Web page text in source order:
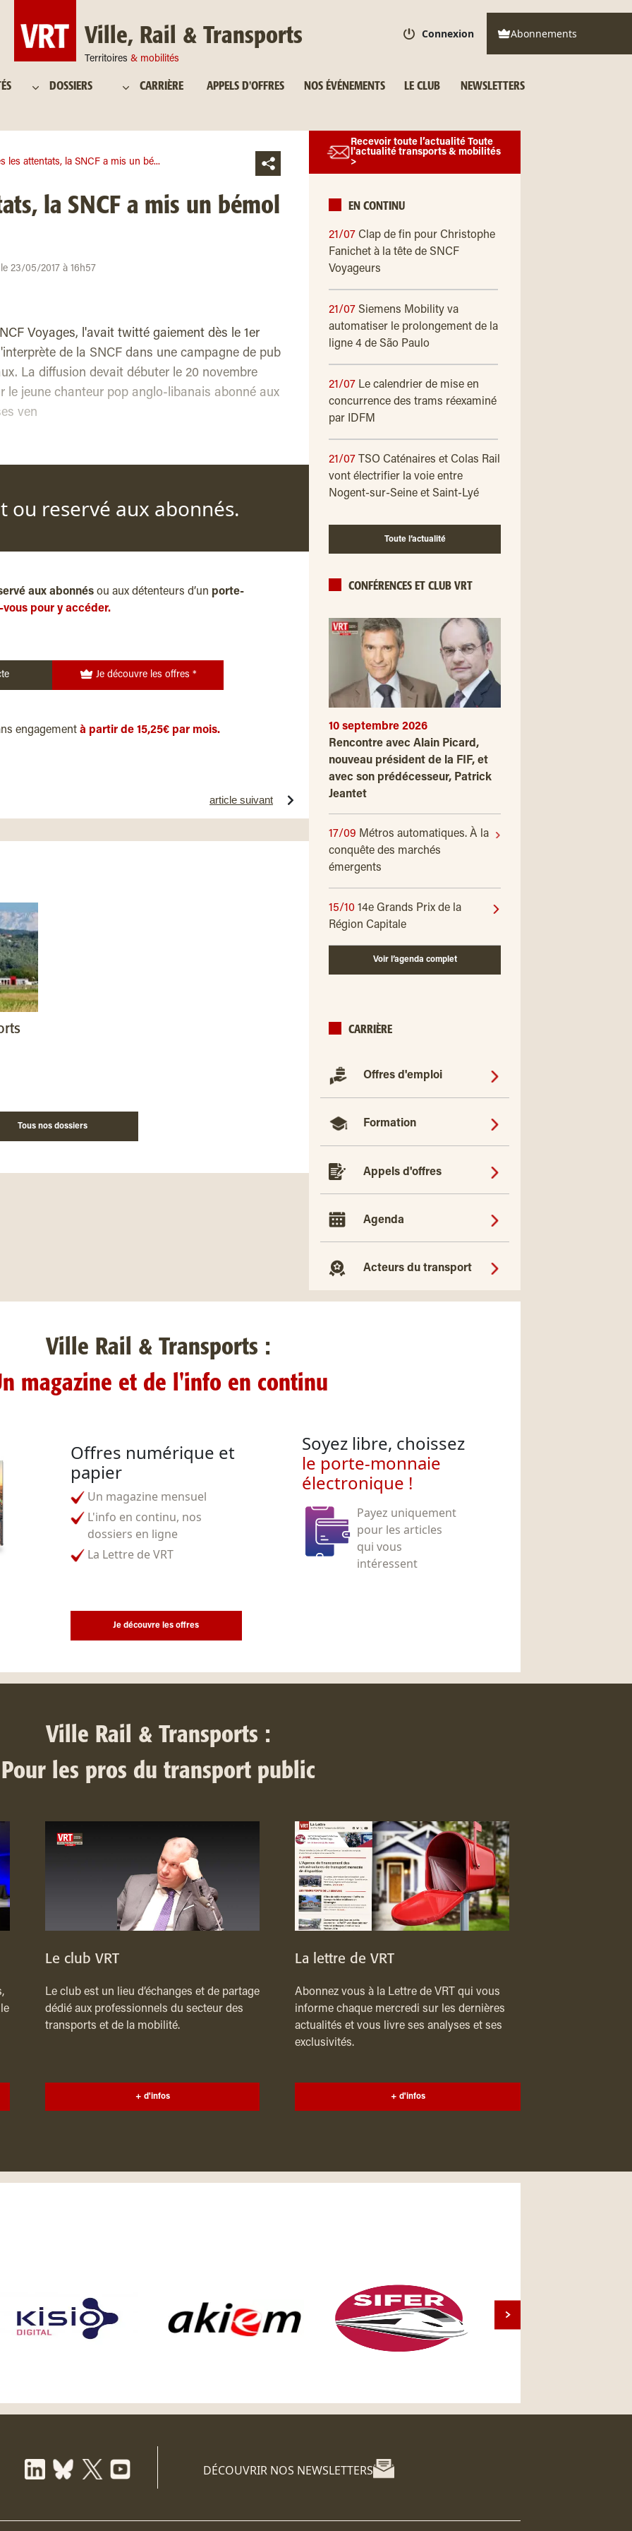
Ville, Rail & Transports
Territoires & mobilités
Connexion Abonnements
DOSSIERS CARRIÈRE APPELS D'OFFRES NOS ÉVÉNEMENTS LE CLUB NEWSLETTERS
les attentats, la SNCF a mis un bé...
la SNCF a mis un bémol
23/05/2017 à 16h57
Voyages, l'avait twitté gaiement dès le 1er
de la SNCF dans une campagne de pub
La diffusion devait débuter le 20 novembre
le jeune chanteur pop anglo-libanais abonné aux
ven
ou reservé aux abonnés.
aux abonnés ou aux détenteurs d’un porte-
pour y accéder.
Je découvre les offres *
engagement à partir de 15,25€ par mois.
article suivant
Tous nos dossiers
Recevoir toute l’actualité Toute
l'actualité transports & mobilités
>
EN CONTINU
21/07 Clap de fin pour Christophe
Fanichet à la tête de SNCF
Voyageurs
21/07 Siemens Mobility va
automatiser le prolongement de la
ligne 4 de São Paulo
21/07 Le calendrier de mise en
concurrence des trams réexaminé
par IDFM
21/07
TSO Caténaires et Colas Rail
vont électrifier la voie entre
Nogent-sur-Seine et Saint-Lyé
Toute l’actualité
CONFÉRENCES ET CLUB VRT
10 septembre 2026
Rencontre avec Alain Picard,
nouveau président de la FIF, et
avec son prédécesseur, Patrick
Jeantet
17/09 Métros automatiques. À la
conquête des marchés
émergents
15/10 14e Grands Prix de la
Région Capitale
Voir l’agenda complet
CARRIÈRE
Offres d'emploi
Formation
Appels d'offres
Agenda
Acteurs du transport
Ville Rail & Transports :
magazine et de l'info en continu
Offres numérique et
papier
Un magazine mensuel
L'info en continu, nos
dossiers en ligne
La Lettre de VRT
Soyez libre, choissez
le porte-monnaie
électronique !
Payez uniquement
pour les articles
qui vous
intéressent
Je découvre les offres
Ville Rail & Transports :
Pour les pros du transport public
Le club VRT
Le club est un lieu d’échanges et de partage
dédié aux professionnels du secteur des
transports et de la mobilité.
+ d'infos
La lettre de VRT
Abonnez vous à la Lettre de VRT qui vous
informe chaque mercredi sur les dernières
actualités et vous livre ses analyses et ses
exclusivités.
+ d'infos
DÉCOUVRIR NOS NEWSLETTERS